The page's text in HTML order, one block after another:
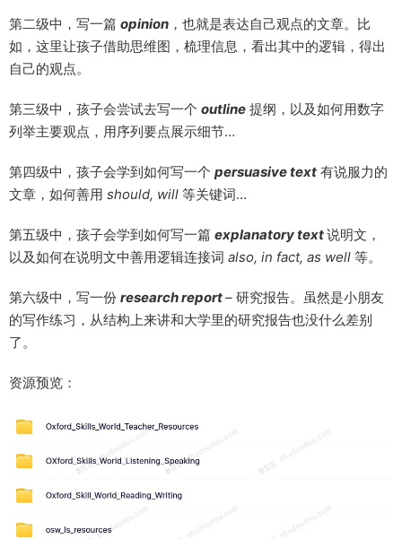
第二级中，写一篇 opinion ，也就是表达自己观点的文章。比
如，这里让孩子借助思维图，梳理信息，看出其中的逻辑，得出
自己的观点。
第三级中，孩子会尝试去写一个 outline 提纲，以及如何用数字
列举主要观点，用序列要点展示细节…
第四级中，孩子会学到如何写一个 persuasive text 有说服力的
文章，如何善用 should, will 等关键词…
第五级中，孩子会学到如何写一篇 explanatory text说明文，
以及如何在说明文中善用逻辑连接词 also, in fact, as well 等。
第六级中，写一份 research report– 研究报告。虽然是小朋友
的写作练习，从结构上来讲和大学里的研究报告也没什么差别
了。
资源预览：